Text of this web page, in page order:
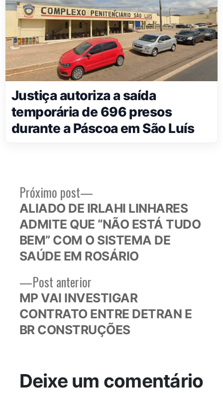
Justiça autoriza a saída
temporária de 696 presos
durante a Páscoa em São Luís
Navegação
de
Post
Post anteriorPost
anterior:
MP VAI INVESTIGAR
CONTRATO ENTRE DETRAN E
BR CONSTRUÇÕES
Próximo post
Próximo
post:
ALIADO DE IRLAHI LINHARES
ADMITE QUE “NÃO ESTÁ TUDO
BEM” COM O SISTEMA DE
SAÚDE EM ROSÁRIO
Deixe um comentário